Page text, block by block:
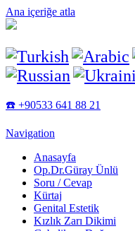
Ana içeriğe atla
☎️ +90533 641 88 21
Navigation
Anasayfa
Op.Dr.Güray Ünlü
Soru / Cevap
Kürtaj
Genital Estetik
Kızlık Zarı Dikimi